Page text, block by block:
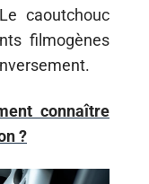
caoutchouc
filmogènes
connaître
?